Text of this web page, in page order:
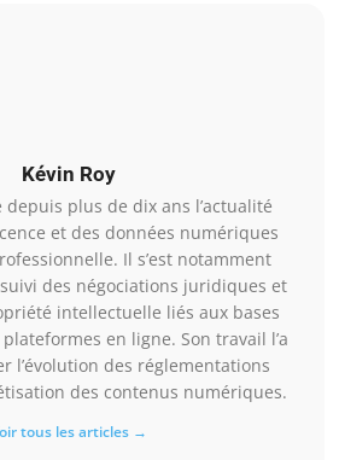
Kévin Roy
depuis plus de dix ans l’actualité
et des données numériques
Il s’est notamment
des négociations juridiques et
intellectuelle liés aux bases
en ligne. Son travail l’a
l’évolution des réglementations
des contenus numériques.
tous les articles →